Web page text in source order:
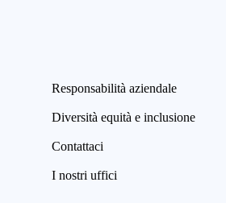
Responsabilità aziendale
Diversità equità e inclusione
Contattaci
I nostri uffici